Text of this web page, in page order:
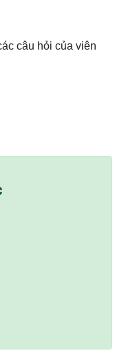
câu hỏi của viên